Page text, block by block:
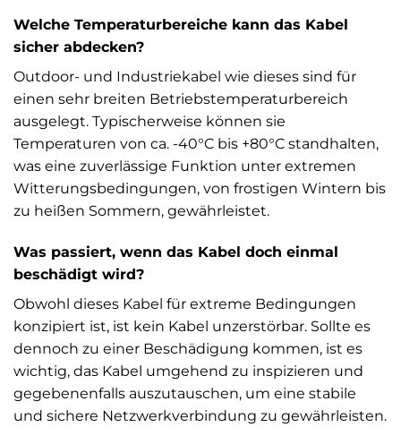
Welche Temperaturbereiche kann das Kabel
sicher abdecken?
Outdoor- und Industriekabel wie dieses sind für
einen sehr breiten Betriebstemperaturbereich
ausgelegt. Typischerweise können sie
Temperaturen von ca. -40°C bis +80°C standhalten,
was eine zuverlässige Funktion unter extremen
Witterungsbedingungen, von frostigen Wintern bis
zu heißen Sommern, gewährleistet.
Was passiert, wenn das Kabel doch einmal
beschädigt wird?
Obwohl dieses Kabel für extreme Bedingungen
konzipiert ist, ist kein Kabel unzerstörbar. Sollte es
dennoch zu einer Beschädigung kommen, ist es
wichtig, das Kabel umgehend zu inspizieren und
gegebenenfalls auszutauschen, um eine stabile
und sichere Netzwerkverbindung zu gewährleisten.